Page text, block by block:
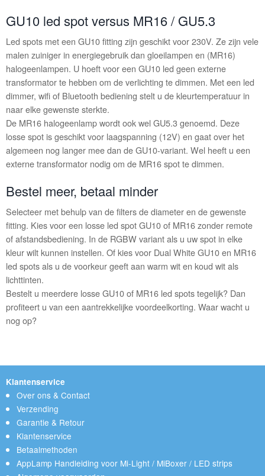
GU10 led spot versus MR16 / GU5.3
Led spots met een GU10 fitting zijn geschikt voor 230V. Ze zijn vele
malen zuiniger in energiegebruik dan gloeilampen en (MR16)
halogeenlampen. U hoeft voor een GU10 led geen externe
transformator te hebben om de verlichting te dimmen. Met een led
dimmer, wifi of Bluetooth bediening stelt u de kleurtemperatuur in
naar elke gewenste sterkte.
De MR16 halogeenlamp wordt ook wel GU5.3 genoemd. Deze
losse spot is geschikt voor laagspanning (12V) en gaat over het
algemeen nog langer mee dan de GU10-variant. Wel heeft u een
externe transformator nodig om de MR16 spot te dimmen.
Bestel meer, betaal minder
Selecteer met behulp van de filters de diameter en de gewenste
fitting. Kies voor een losse led spot GU10 of MR16 zonder remote
of afstandsbediening. In de RGBW variant als u uw spot in elke
kleur wilt kunnen instellen. Of kies voor Dual White GU10 en MR16
led spots als u de voorkeur geeft aan warm wit en koud wit als
lichttinten.
Bestelt u meerdere losse GU10 of MR16 led spots tegelijk? Dan
profiteert u van een aantrekkelijke voordeelkorting. Waar wacht u
nog op?
Klantenservice
Over ons & Contact
Verzending
Garantie & Retour
Klantenservice
Betaalmethoden
AppLamp Handleiding voor Mi-Light / MiBoxer / LED strips